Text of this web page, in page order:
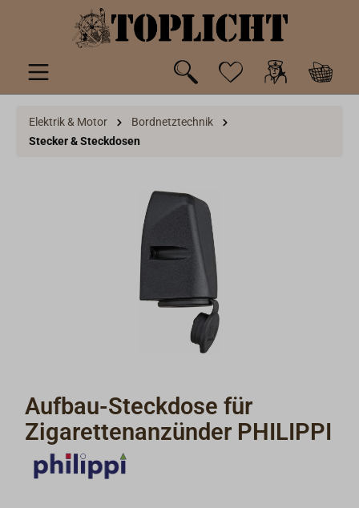
springen
Elektrik & Motor
Bordnetztechnik
Stecker & Steckdosen
Aufbau-Steckdose für
Zigarettenanzünder PHILIPPI